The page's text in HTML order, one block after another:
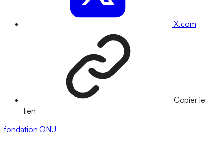
X.com
Copier le
lien
fondation ONU